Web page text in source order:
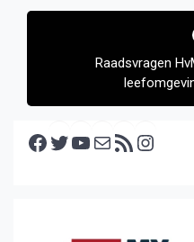
Raadsvragen
Facebook Twitter YouTube E-mail RSS feed